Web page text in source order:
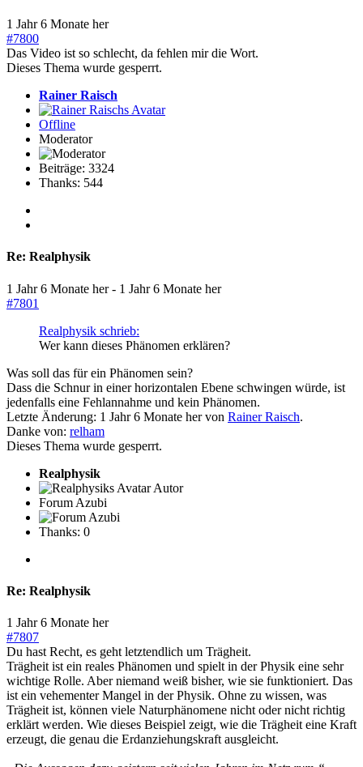
1 Jahr 6 Monate her
#7800
Das Video ist so schlecht, da fehlen mir die Wort.
Dieses Thema wurde gesperrt.
Rainer Raisch
Offline
Moderator
Beiträge: 3324
Thanks: 544
Re: Realphysik
1 Jahr 6 Monate her- 1 Jahr 6 Monate her
#7801
Realphysik schrieb:
Wer kann dieses Phänomen erklären?
Was soll das für ein Phänomen sein?
Dass die Schnur in einer horizontalen Ebene schwingen würde, ist
jedenfalls eine Fehlannahme und kein Phänomen.
Letzte Änderung: 1 Jahr 6 Monate her von Rainer Raisch.
Danke von: relham
Dieses Thema wurde gesperrt.
Realphysik
Autor
Forum Azubi
Thanks: 0
Re: Realphysik
1 Jahr 6 Monate her
#7807
Du hast Recht, es geht letztendlich um Trägheit.
Trägheit ist ein reales Phänomen und spielt in der Physik eine sehr
wichtige Rolle. Aber niemand weiß bisher, wie sie funktioniert. Das
ist ein vehementer Mangel in der Physik. Ohne zu wissen, was
Trägheit ist, können viele Naturphänomene nicht oder nicht richtig
erklärt werden. Wie dieses Beispiel zeigt, wie die Trägheit eine Kraft
erzeugt, die genau die Erdanziehungskraft ausgleicht.